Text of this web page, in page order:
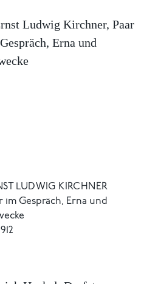
LUDWIG KIRCHNER
im Gespräch, Erna und